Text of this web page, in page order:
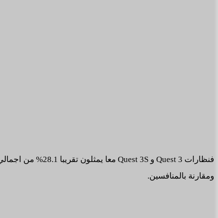
ومقارنة بالمنافسين.